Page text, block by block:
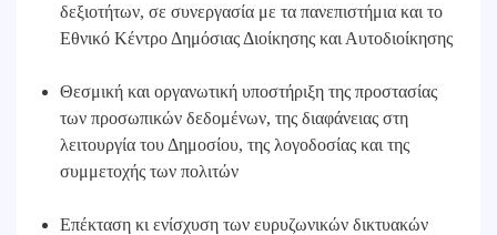
δεξιοτήτων, σε συνεργασία με τα πανεπιστήμια και το
Εθνικό Κέντρο Δημόσιας Διοίκησης και Αυτοδιοίκησης
Θεσμική και οργανωτική υποστήριξη της προστασίας
των προσωπικών δεδομένων, της διαφάνειας στη
λειτουργία του Δημοσίου, της λογοδοσίας και της
συμμετοχής των πολιτών
Επέκταση κι ενίσχυση των ευρυζωνικών δικτυακών